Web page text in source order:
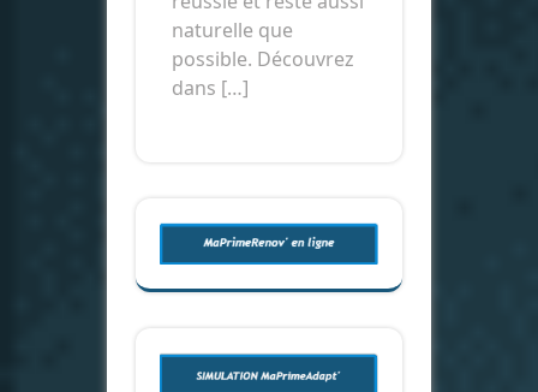
naturelle que
possible. Découvrez
dans […]